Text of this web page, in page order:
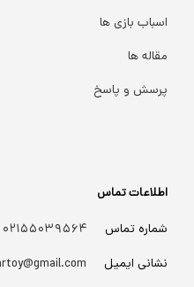
اطلاعات تماس
شماره تماس
۰۲۱۵۵۰۳۹۵۶۴
نشانی ایمیل
اسباب بازی ها
مقاله ها
پرسش و پاسخ